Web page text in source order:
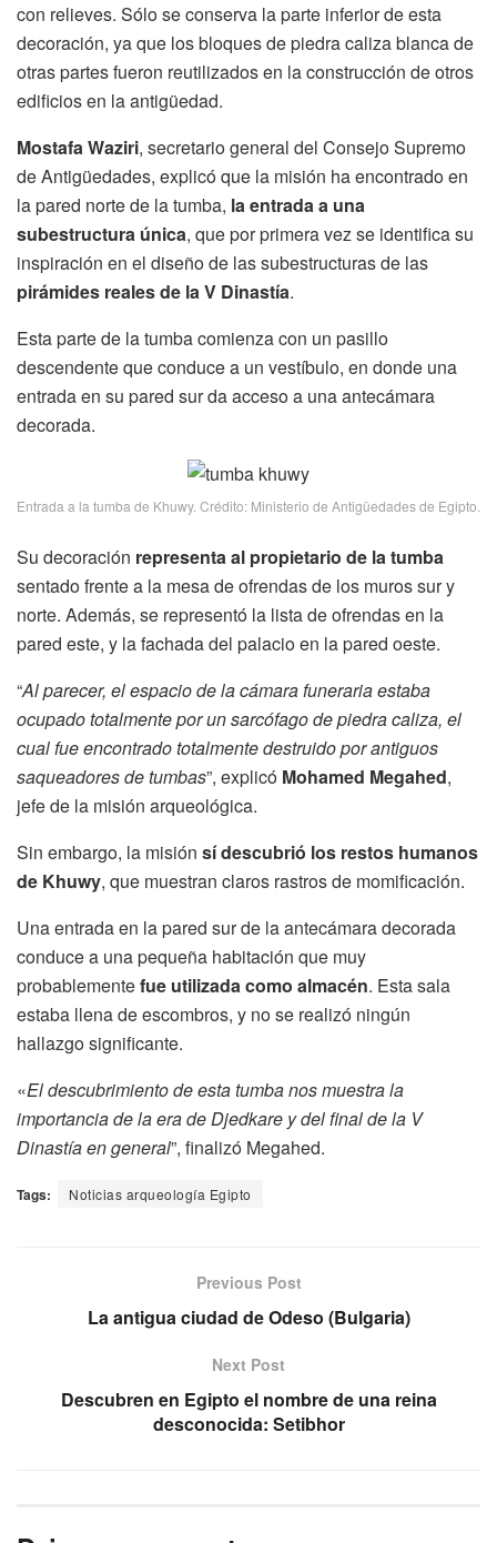
con relieves. Sólo se conserva la parte inferior de esta
decoración, ya que los bloques de piedra caliza blanca de
otras partes fueron reutilizados en la construcción de otros
edificios en la antigüedad.
Mostafa Waziri, secretario general del Consejo Supremo
de Antigüedades, explicó que la misión ha encontrado en
la pared norte de la tumba, la entrada a una
subestructura única, que por primera vez se identifica su
inspiración en el diseño de las subestructuras de las
pirámides reales de la V Dinastía.
Esta parte de la tumba comienza con un pasillo
descendente que conduce a un vestíbulo, en donde una
entrada en su pared sur da acceso a una antecámara
decorada.
Entrada a la tumba de Khuwy. Crédito: Ministerio de Antigüedades de Egipto.
Su decoración representa al propietario de la tumba
sentado frente a la mesa de ofrendas de los muros sur y
norte. Además, se representó la lista de ofrendas en la
pared este, y la fachada del palacio en la pared oeste.
“Al parecer, el espacio de la cámara funeraria estaba
ocupado totalmente por un sarcófago de piedra caliza, el
cual fue encontrado totalmente destruido por antiguos
saqueadores de tumbas”, explicó Mohamed Megahed,
jefe de la misión arqueológica.
Sin embargo, la misión sí descubrió los restos humanos
de Khuwy, que muestran claros rastros de momificación.
Una entrada en la pared sur de la antecámara decorada
conduce a una pequeña habitación que muy
probablementefue utilizada como almacén. Esta sala
estaba llena de escombros, y no se realizó ningún
hallazgo significante.
«El descubrimiento de esta tumba nos muestra la
importancia de la era de Djedkare y del final de la V
Dinastía en general”, finalizó Megahed.
Tags: Noticias arqueología Egipto
Previous Post
La antigua ciudad de Odeso (Bulgaria)
Next Post
Descubren en Egipto el nombre de una reina
desconocida: Setibhor